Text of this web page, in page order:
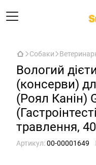
Собаки
Вологий
(консерви)
(Роял Канін)
травлення,
Артикул:00-00001649